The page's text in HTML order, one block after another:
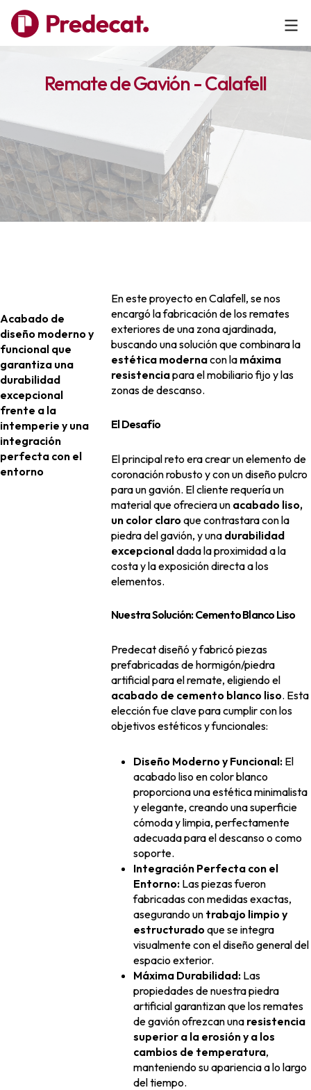
Remate de Gavión - Calafell
Acabado de
diseño moderno y
funcional que
garantiza una
durabilidad
excepcional
frente a la
intemperie y una
integración
perfecta con el
entorno
En este proyecto en Calafell, se nos
encargó la fabricación de los remates
exteriores de una zona ajardinada,
buscando una solución que combinara la
estética modernacon la máxima
resistenciapara el mobiliario fijo y las
zonas de descanso.
El Desafío
El principal reto era crear un elemento de
coronación robusto y con un diseño pulcro
para un gavión. El cliente requería un
material que ofreciera un acabado liso,
un color claro que contrastara con la
piedra del gavión, y una durabilidad
excepcionaldada la proximidad a la
costa y la exposición directa a los
elementos.
Nuestra Solución: Cemento Blanco Liso
Predecat diseñó y fabricó piezas
prefabricadas de hormigón/piedra
artificial para el remate, eligiendo el
acabado de cemento blanco liso. Esta
elección fue clave para cumplir con los
objetivos estéticos y funcionales:
Diseño Moderno y Funcional: El
acabado liso en color blanco
proporciona una estética minimalista
y elegante, creando una superficie
cómoda y limpia, perfectamente
adecuada para el descanso o como
soporte.
Integración Perfecta con el
Entorno: Las piezas fueron
fabricadas con medidas exactas,
asegurando un trabajo limpio y
estructurado que se integra
visualmente con el diseño general del
espacio exterior.
Máxima Durabilidad: Las
propiedades de nuestra piedra
artificial garantizan que los remates
de gavión ofrezcan una resistencia
superior a la erosión y a los
cambios de temperatura,
manteniendo su apariencia a lo largo
del tiempo.